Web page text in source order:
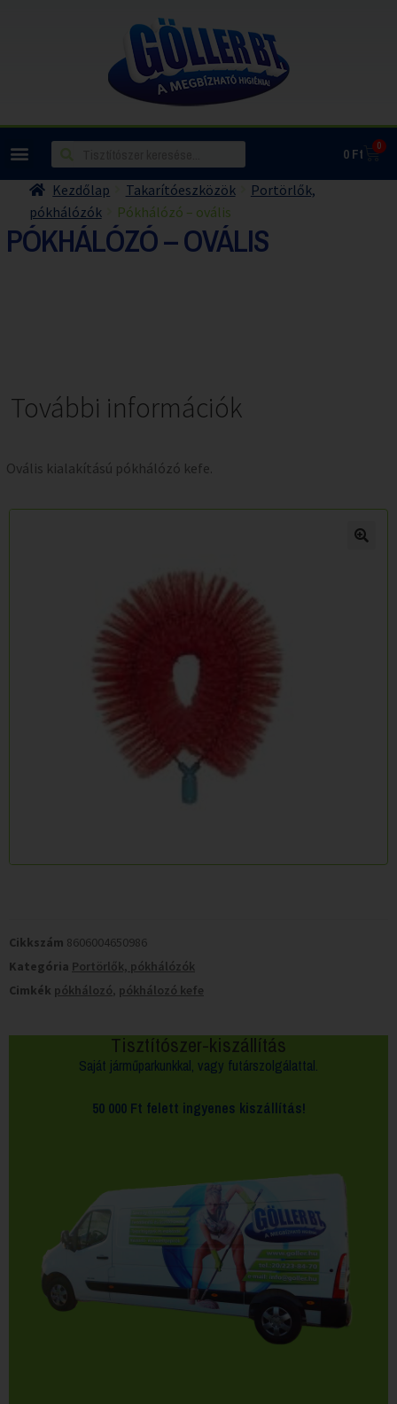
0Ft 0
Kezdőlap Takarítóeszközök
Portörlők,
pókhálózók
Pókhálózó – ovális
PÓKHÁLÓZÓ – OVÁLIS
További információk
Ovális kialakítású pókhálózó kefe.
Cikkszám 8606004650986
Kategória Portörlők, pókhálózók
Cimkék pókhálozó, pókhálozó kefe
Tisztítószer-kiszállítás
Saját járműparkunkkal, vagy futárszolgálattal.
50 000 Ft felett ingyenes kiszállítás!